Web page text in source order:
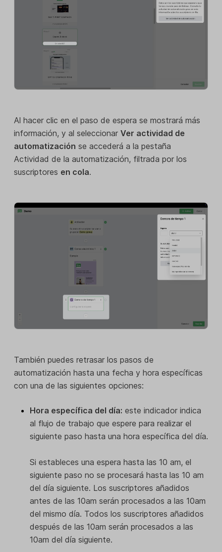
Al hacer clic en el paso de espera se mostrará más
información, y al seleccionar Ver actividad de
automatización se accederá a la pestaña
Actividad de la automatización, filtrada por los
suscriptores en cola.
También puedes retrasar los pasos de
automatización hasta una fecha y hora específicas
con una de las siguientes opciones:
Hora específica del día: este indicador indica
al flujo de trabajo que espere para realizar el
siguiente paso hasta una hora específica del día.
Si estableces una espera hasta las 10 am, el
siguiente paso no se procesará hasta las 10 am
del día siguiente. Los suscriptores añadidos
antes de las 10am serán procesados a las 10am
del mismo día. Todos los suscriptores añadidos
después de las 10am serán procesados a las
10am del día siguiente.